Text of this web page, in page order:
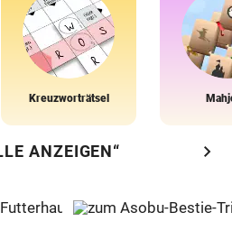
Kreuzworträtsel
ANZEIGEN“ chevron_right